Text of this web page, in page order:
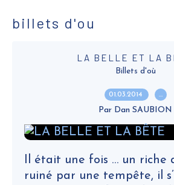
billets d'ou
LA BELLE ET LA
Billets d'où
01.03.2014 …
Par Dan SAUBION
Il était une fois … un riche
ruiné par une tempête, il